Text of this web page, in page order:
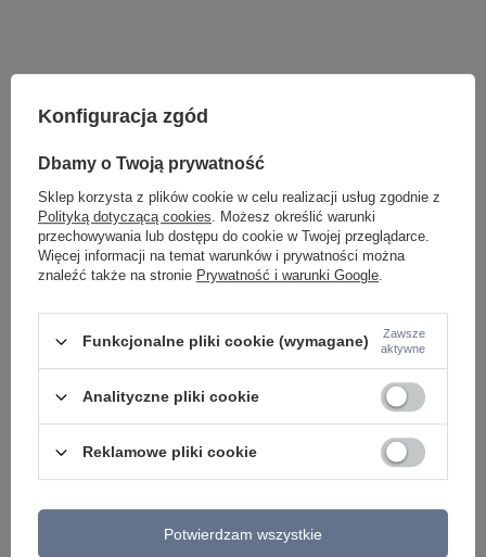
LAMPY WEWNĘTRZNE
KINKIETY NAD LUSTRO
ŻYRANDOLE KRYSZTAŁOWE
KINKIETY DO SYPIALNI
LAMPY ZEWNĘTRZNE
SŁUPKI OGRODOWE
LAMPY OGRODOWE - WISZĄCE
Konfiguracja zgód
Dbamy o Twoją prywatność
Sklep korzysta z plików cookie w celu realizacji usług zgodnie z
Polityką dotyczącą cookies. Możesz określić warunki
przechowywania lub dostępu do cookie w Twojej przeglądarce.
Więcej informacji na temat warunków i prywatności można
znaleźć także na stronie Prywatność i warunki Google.
Funkcjonalne pliki cookie (wymagane)
Zawsze
aktywne
Analityczne pliki cookie
Reklamowe pliki cookie
Potwierdzam wszystkie